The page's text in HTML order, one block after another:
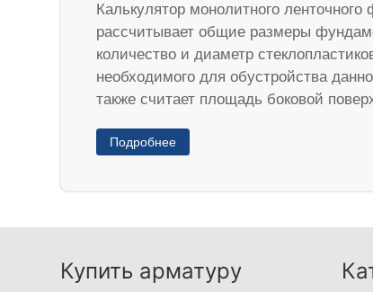
Калькулятор монолитного
рассчитывает общие размеры
количество и диаметр
необходимого для обустройства
также считает площадь боковой
Подробнее
Купить арматуру